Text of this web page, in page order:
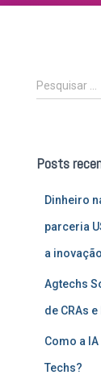
P
e
i
Pesquisar …
Posts
Dinheiro
parceria
a inovação
Agtechs
de CRAs
Como a
Techs?